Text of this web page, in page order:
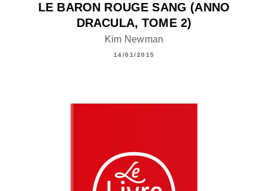
LE BARON ROUGE SANG (ANNO
DRACULA, TOME 2)
Kim Newman
14/01/2015